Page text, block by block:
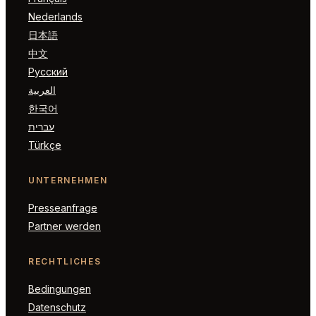
Nederlands
日本語
中文
Русский
العربية
한국어
עברית
Türkçe
UNTERNEHMEN
Presseanfrage
Partner werden
RECHTLICHES
Bedingungen
Datenschutz